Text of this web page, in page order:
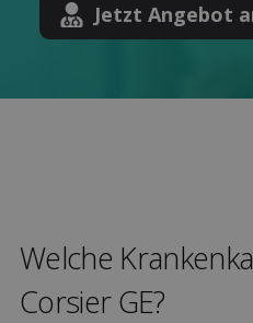
Jetzt Angebot
Welche
Corsier GE?